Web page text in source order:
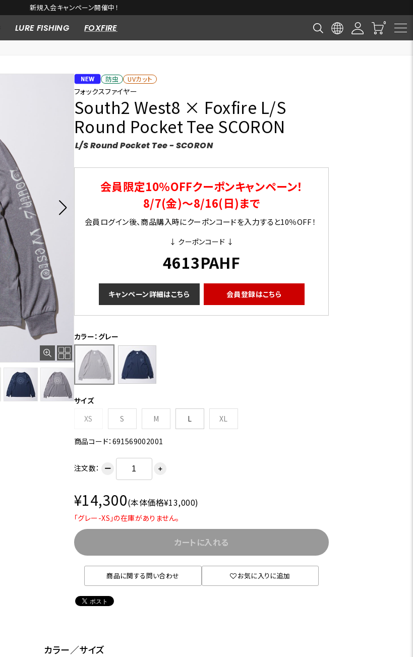
新規入会キャンペーン開催中！
LURE FISHING FOXFIRE
防虫 UVカット
フォックスファイヤー
South2 West8 × Foxfire L/S
Round Pocket Tee SCORON
L/S Round Pocket Tee - SCORON
会員限定10％OFFクーポンキャンペーン！
8/7(金)～8/16(日)まで
会員ログイン後、商品購入時にクーポンコードを入力すると10％OFF！
↓ クーポンコード ↓
4613PAHF
キャンペーン詳細はこちら 会員登録はこちら
カラー：グレー
サイズ
XS
S M L XL
商品コード：691569002001
注文数： ー ＋
¥14,300(本体価格¥13,000)
「グレー-XS」の在庫がありません。
カートに入れる
商品に関する問い合わせ お気に入りに追加
カラー／サイズ